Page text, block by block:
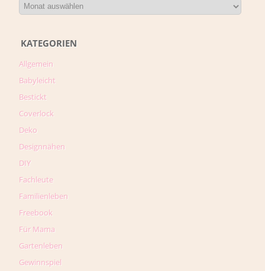
KATEGORIEN
Allgemein
Babyleicht
Bestickt
Coverlock
Deko
Designnähen
DIY
Fachleute
Familienleben
Freebook
Für Mama
Gartenleben
Gewinnspiel